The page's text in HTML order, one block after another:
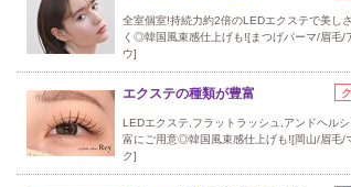
全室個室!持続力約2倍のLEDエクステで美し
く◎韓国風束感仕上げも![まつげパーマ/眉毛/
ウ]
エクステの種類が豊富
LEDエクステ,フラットラッシュ,アンドヘル
富にご用意◎韓国風束感仕上げも![岡山/眉毛/
ク]